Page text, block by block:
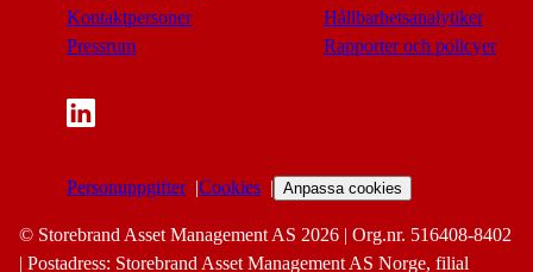
Kontaktpersoner
Pressrum
Hållbarhetsanalytiker
Rapporter och policyer
Personuppgifter Cookies Anpassa cookies
© Storebrand Asset Management AS 2026 | Org.nr. 516408-8402
| Postadress: Storebrand Asset Management AS Norge, filial